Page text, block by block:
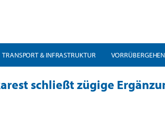
TRANSPORT & INFRASTRUKTUR
schließt zügige